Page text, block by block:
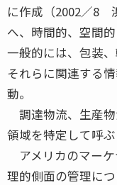
に作成（2002／8
へ、時間的、空間
一般的には、包装
それらに関連する
動。
調達物流、生産
領域を特定して呼ぶ
アメリカのマーケ
理的側面の管理に